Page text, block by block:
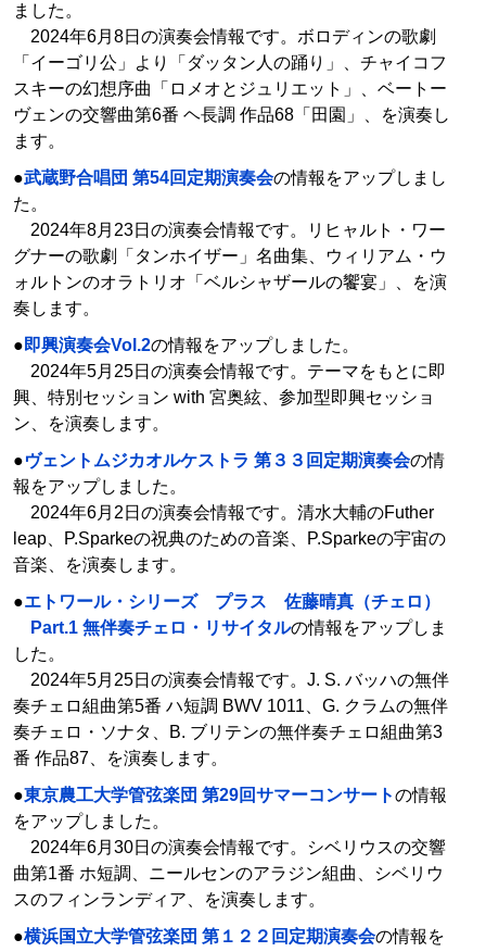
ました。
2024年6月8日の演奏会情報です。ボロディンの歌劇
「イーゴリ公」より「ダッタン人の踊り」、チャイコフ
スキーの幻想序曲「ロメオとジュリエット」、ベートー
ヴェンの交響曲第6番 ヘ長調 作品68「田園」、を演奏し
ます。
●武蔵野合唱団 第54回定期演奏会の情報をアップしまし
た。
2024年8月23日の演奏会情報です。リヒャルト・ワー
グナーの歌劇「タンホイザー」名曲集、ウィリアム・ウ
ォルトンのオラトリオ「ベルシャザールの饗宴」、を演
奏します。
●即興演奏会Vol.2の情報をアップしました。
2024年5月25日の演奏会情報です。テーマをもとに即
興、特別セッション with 宮奥絃、参加型即興セッショ
ン、を演奏します。
●ヴェントムジカオルケストラ 第３３回定期演奏会の情
報をアップしました。
2024年6月2日の演奏会情報です。清水大輔のFuther
leap、P.Sparkeの祝典のための音楽、P.Sparkeの宇宙の
音楽、を演奏します。
●エトワール・シリーズ プラス 佐藤晴真（チェロ）
Part.1 無伴奏チェロ・リサイタルの情報をアップしま
した。
2024年5月25日の演奏会情報です。J. S. バッハの無伴
奏チェロ組曲第5番 ハ短調 BWV 1011、G. クラムの無伴
奏チェロ・ソナタ、B. ブリテンの無伴奏チェロ組曲第3
番 作品87、を演奏します。
●東京農工大学管弦楽団 第29回サマーコンサートの情報
をアップしました。
2024年6月30日の演奏会情報です。シベリウスの交響
曲第1番 ホ短調、ニールセンのアラジン組曲、シベリウ
スのフィンランディア、を演奏します。
●横浜国立大学管弦楽団 第１２２回定期演奏会の情報を